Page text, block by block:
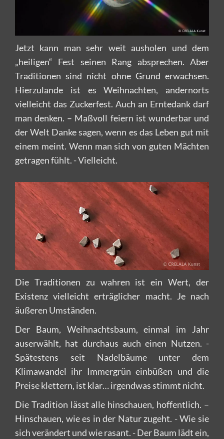
Jetzt kann man sehr weit ausholen und dem
„heiligen“ Fest seinen Rang absprechen. Aber
Traditionen sind nicht ohne Grund erwachsen.
Hierzulande ist es Weihnachten, andernorts
vielleicht das Zuckerfest. Auch an Erntedank darf
man denken. – Maßvoll feiern ist wunderbar und
der Welt Danke sagen, wenn es das Leben gut mit
einem meint. Wenn man sich von guten Mächten
getragen fühlt. - Vielleicht.
Die Traditionen zu wahren ist ein Wert, der
Existenz vielleicht erträglicher macht. Je nach
äußeren Umständen.
Der Baum, Weihnachtsbaum, einmal im Jahr
auserwählt, hat durchaus auch einen Nutzen. -
Spätestens seit Nadelbäume unter dem
Klimawandel ihr Immergrün einbüßen und die
Preise klettern, ist klar… irgendwas stimmt nicht.
Die Tradition lässt alle hinschauen, hoffentlich. –
Hinschauen, wie es in der Natur zugeht. - Wie sie
sich verändert und wie rasant. - Der Baum lädt ein,